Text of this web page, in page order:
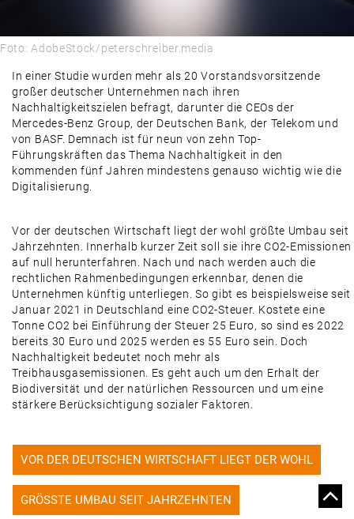
Foto: AdobeStock/peterschreiber.media
In einer Studie wurden mehr als 20 Vorstandsvorsitzende
großer deutscher Unternehmen nach ihren
Nachhaltigkeitszielen befragt, darunter die CEOs der
Mercedes-Benz Group, der Deutschen Bank, der Telekom und
von BASF. Demnach ist für neun von zehn Top-
Führungskräften das Thema Nachhaltigkeit in den
kommenden fünf Jahren mindestens genauso wichtig wie die
Digitalisierung.
Vor der deutschen Wirtschaft liegt der wohl größte Umbau seit
Jahrzehnten. Innerhalb kurzer Zeit soll sie ihre CO2-Emissionen
auf null herunterfahren. Nach und nach werden auch die
rechtlichen Rahmenbedingungen erkennbar, denen die
Unternehmen künftig unterliegen. So gibt es beispielsweise seit
Januar 2021 in Deutschland eine CO2-Steuer. Kostete eine
Tonne CO2 bei Einführung der Steuer 25 Euro, so sind es 2022
bereits 30 Euro und 2025 werden es 55 Euro sein. Doch
Nachhaltigkeit bedeutet noch mehr als
Treibhausgasemissionen. Es geht auch um den Erhalt der
Biodiversität und der natürlichen Ressourcen und um eine
stärkere Berücksichtigung sozialer Faktoren.
VOR DER DEUTSCHEN WIRTSCHAFT LIEGT DER WOHL
GRÖSSTE UMBAU SEIT JAHRZEHNTEN